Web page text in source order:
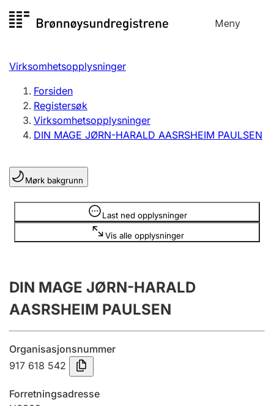
til
Meny
Registersøk
Aksjeselskap
Enkeltpersonforetak
Registrere, endre, slette
Lag og forening
Registrere, endre, slette
Årsregnskap
Innsending og forsinkelsesgebyr
Tinglysing
Jeger
Virksomhetsopplysninger
Forsiden
Registersøk
Virksomhetsopplysninger
DIN MAGE JØRN-HARALD AASRSHEIM PAULSEN
Mørk bakgrunn
Last ned opplysninger
Vis alle opplysninger
Opplysninger er skjult
DIN MAGE JØRN-HARALD
AASRSHEIM PAULSEN
Organisasjonsnummer
917 618 542
Forretningsadresse